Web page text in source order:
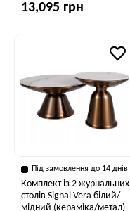
13,095 грн
Під замовлення до 14 днів
Комплект із 2 журнальних
столів Signal Vera білий/
мідний (кераміка/метал)